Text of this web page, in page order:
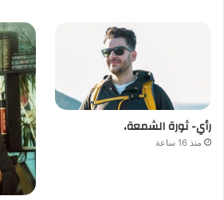
رأي- ثورة الشمعة،
منذ 16 ساعة